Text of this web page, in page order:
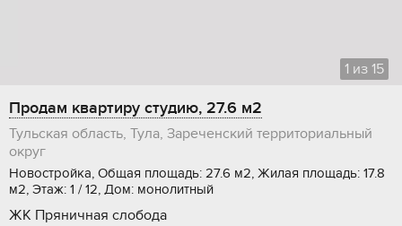
1 из 15
Продам квартиру студию, 27.6 м2
Тульская область, Тула, Зареченский территориальный
округ
Новостройка, Общая площадь: 27.6 м2, Жилая площадь: 17.8
м2, Этаж: 1 / 12, Дом: монолитный
ЖК Пряничная слобода